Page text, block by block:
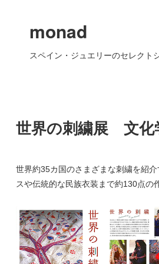
monad
スペイン・ジュエリーのセレクト
世界の刺繍展 文化
世界約35カ国のさまざまな刺繍を紹
スや伝統的な民族衣装まで約130点の